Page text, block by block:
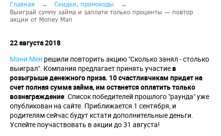
Строка
навигации
Главная
Скидки, промокоды
Выиграй сумму займа и заплати только проценты — повтор
акции от Money Man
22 августа 2018
Мани Мен решили повторить акцию "Сколько занял - столько
выиграл". Компания предлагает принять участиев
розыгрыше денежного приза. 10 счастливчикам придет на
счет полная сумма займа, им останется оплатить только
вознаграждение. Список победителей прошлого "раунда" уже
опубликован на сайте. Приближается 1 сентября, и
родителям сейчас будут кстати дополнительные деньги.
Успейте поучаствовать в акции до 31 августа!